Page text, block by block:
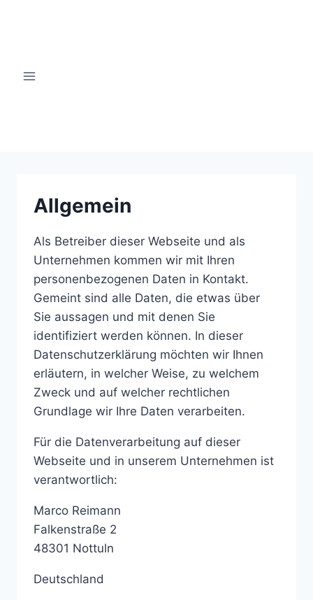
Allgemein
Als Betreiber dieser Webseite und als
Unternehmen kommen wir mit Ihren
personenbezogenen Daten in Kontakt.
Gemeint sind alle Daten, die etwas über
Sie aussagen und mit denen Sie
identifiziert werden können. In dieser
Datenschutzerklärung möchten wir Ihnen
erläutern, in welcher Weise, zu welchem
Zweck und auf welcher rechtlichen
Grundlage wir Ihre Daten verarbeiten.
Für die Datenverarbeitung auf dieser
Webseite und in unserem Unternehmen ist
verantwortlich:
Marco Reimann
Falkenstraße 2
48301 Nottuln
Deutschland